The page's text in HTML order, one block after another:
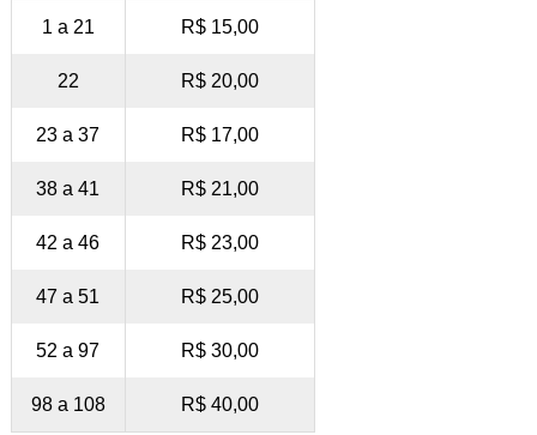
1 a 21 R$ 15,00
22 R$ 20,00
23 a 37 R$ 17,00
38 a 41 R$ 21,00
42 a 46 R$ 23,00
47 a 51 R$ 25,00
52 a 97 R$ 30,00
98 a 108 R$ 40,00